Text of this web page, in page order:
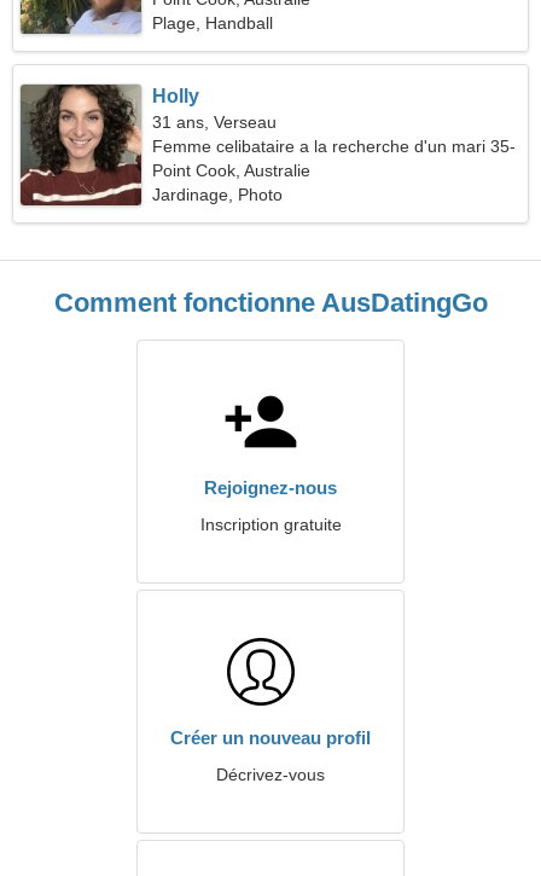
Plage, Handball
Holly
31 ans, Verseau
Femme celibataire a la recherche d'un mari 35-
40
Point Cook, Australie
Jardinage, Photo
Comment fonctionne AusDatingGo
Rejoignez-nous
Inscription gratuite
Créer un nouveau profil
Décrivez-vous